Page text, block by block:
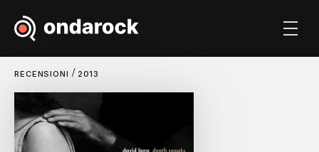
RECENSIONI / 2013